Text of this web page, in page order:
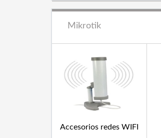
Mikrotik
Accesorios redes WIFI